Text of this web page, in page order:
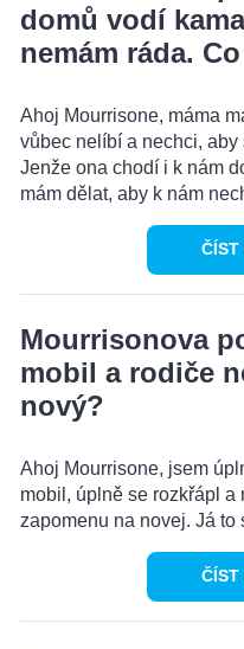
domů vodí
nemám ráda.
Ahoj Mourrisone, máma
vůbec nelíbí a nechci,
Jenže ona chodí i k nám
mám dělat, aby k nám
ČÍST
Mourrisonova
mobil a rodiče
nový?
Ahoj Mourrisone, jsem
mobil, úplně se rozkřápl
zapomenu na novej. Já to
ČÍST